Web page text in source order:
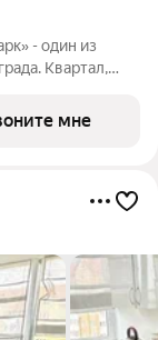
- один из
Квартал,
всех деталей,
мне